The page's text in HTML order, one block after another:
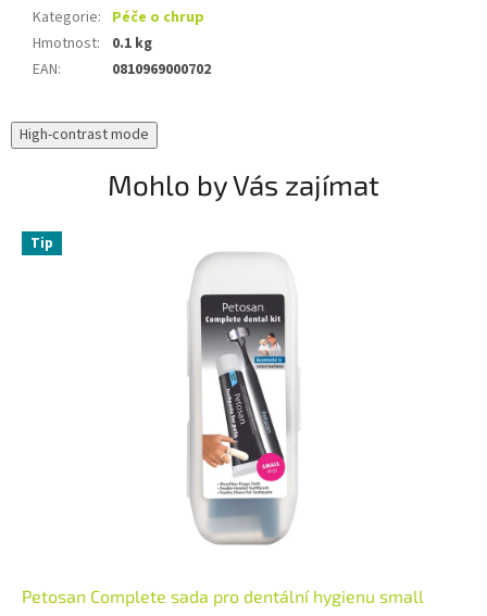
Kategorie: Péče o chrup
Hmotnost:
0.1 kg
EAN: 0810969000702
High-contrast mode
Mohlo by Vás zajímat
Tip
Petosan Complete sada pro dentální hygienu small